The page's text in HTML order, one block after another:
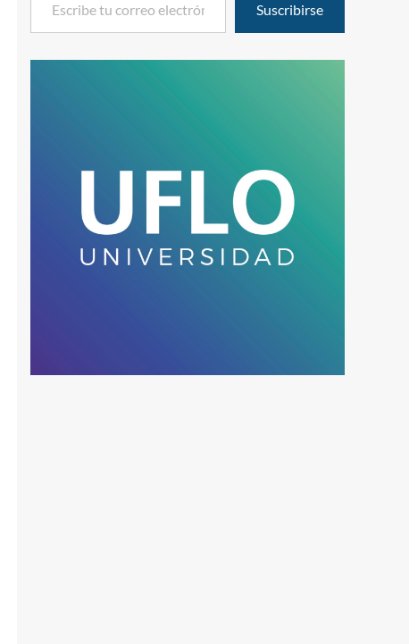
Suscribirse